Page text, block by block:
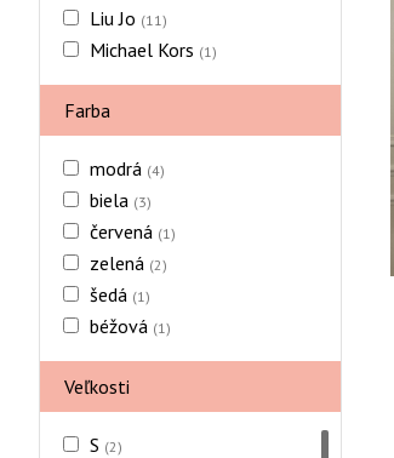
Liu Jo (11)
Michael Kors (1)
Farba
modrá (4)
biela (3)
červená (1)
zelená (2)
šedá (1)
béžová (1)
Veľkosti
S (2)